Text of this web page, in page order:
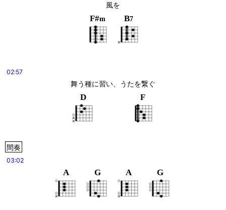
風を
F#m B7
02:57
舞う種に習い、うたを繋ぐ
D F
間奏
03:02
A G A G